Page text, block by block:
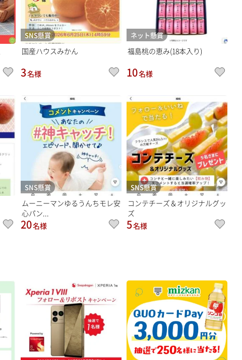
SNS懸賞
国産ハウスみかん
3名様
ネット懸賞
福島桃の恵み(18本入り)
10名様
SNS懸賞
ムーニーマンゆるうんちモレ安
心パン...
20名様
SNS懸賞
コンテチーズ＆オリジナルグッ
ズ
5名様